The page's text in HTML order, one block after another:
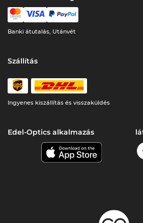
Banki átutalás, Utánvét
Szállítás
Ingyenes kiszállítás és visszaküldés
Edel-Optics alkalmazás